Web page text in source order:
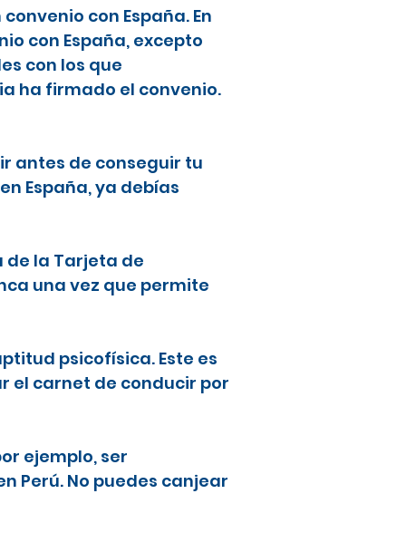
con España. En
con España, excepto
con los que
ha firmado el convenio.
antes de conseguir tu
España, ya debías
de la Tarjeta de
una vez que permite
psicofísica. Este es
el carnet de conducir por
ejemplo, ser
Perú. No puedes canjear